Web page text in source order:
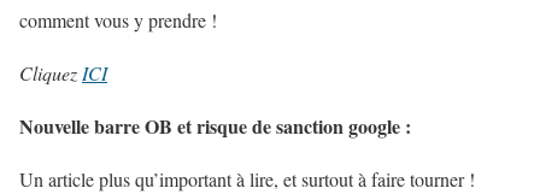
comment vous y prendre !
Cliquez ICI
Nouvelle barre OB et risque de sanction google :
Un article plus qu’important à lire, et surtout à faire tourner !